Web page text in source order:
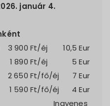
január 4.
3 900 Ft/éj
10,5 Eur
1 890 Ft/éj
5 Eur
2 650 Ft/fő/éj
7 Eur
1 590 Ft/fő/éj
4 Eur
Ingyenes